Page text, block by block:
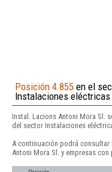
Posición 4.855 en el
Instalaciones eléctricas
Instal. Lacions Antoni Mora Sl.
del sector Instalaciones
A continuación podrá
Antoni Mora Sl. y empresas